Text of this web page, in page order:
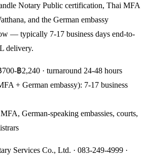
Notary Public certification, Thai MFA
and the German embassy
— typically 7-17 business days end-to-
delivery.
฿2,240 · turnaround 24-48 hours
+ German embassy): 7-17 business
German-speaking embassies, courts,
Services Co., Ltd. · 083-249-4999 ·